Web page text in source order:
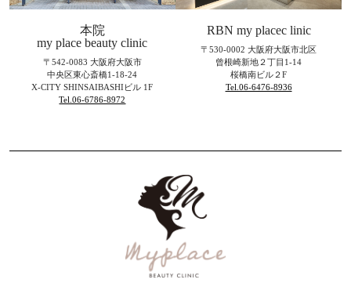
本院
my place beauty clinic
〒542-0083 大阪府大阪市
中央区東心斎橋1-18-24
X-CITY SHINSAIBASHIビル 1F
Tel.06-6786-8972
RBN my placec linic
〒530-0002 大阪府大阪市北区
曾根崎新地２丁目1-14
桜橋南ビル２F
Tel.06-6476-8936